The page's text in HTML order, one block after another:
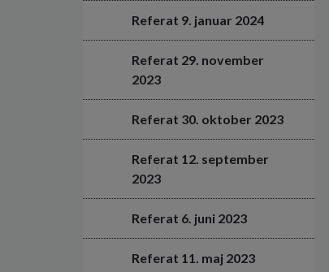
Referat 9. januar 2024
Referat 29. november
2023
Referat 30. oktober 2023
Referat 12. september
2023
Referat 6. juni 2023
Referat 11. maj 2023